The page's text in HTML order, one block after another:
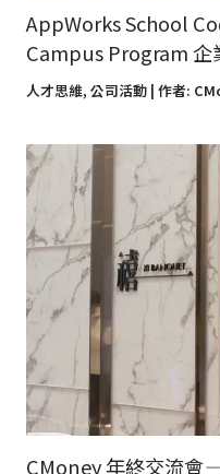
AppWorks School
Campus Program 企
人才思維, 公司活動| 作者:
CMoney 年終交流會